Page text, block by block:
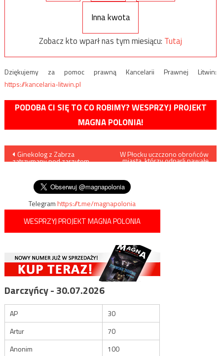
Inna kwota
Zobacz kto wparł nas tym miesiącu: Tutaj
Dziękujemy za pomoc prawną Kancelarii Prawnej Litwin:
https://kancelaria-litwin.pl
PODOBA CI SIĘ TO CO ROBIMY? WESPRZYJ PROJEKT
MAGNA POLONIA!
Nawigacja
Ginekolog z Zabrza
zatrzymany pod zarzutem
W Płocku uczczono obrońców
miasta, którzy odparli nawałę
Telegramhttps://t.me/magnapolonia
WESPRZYJ PROJEKT MAGNA POLONIA
Darczyńcy - 30.07.2026
AP
30
Artur
70
Anonim
100